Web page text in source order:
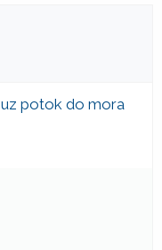
potok do mora